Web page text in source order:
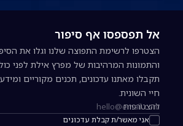
אל תפספסו אף סיפור
הצטרפו לרשימת התפוצה שלנו וגלו את
והתמונות המרהיבות של מפרץ אילת לפני
תקבלו מאתנו עדכונים, תכנים מקוריים
חיי השונית.
כתובת אימייל להרשמה לניוזלטר
אני מאשר/ת קבלת עדכונים
להצטרפות